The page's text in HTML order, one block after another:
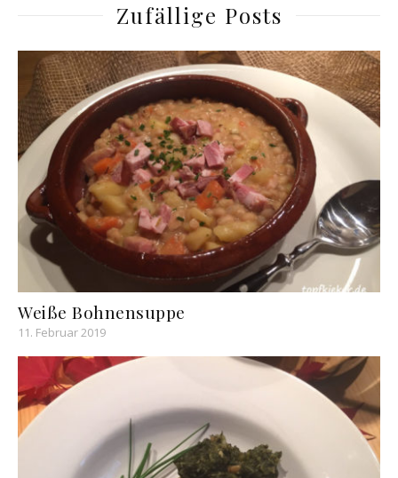
Zufällige Posts
Weiße Bohnensuppe
11. Februar 2019